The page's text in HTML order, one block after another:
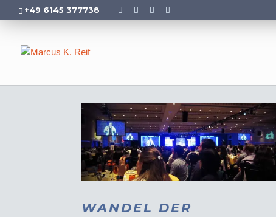
+49 6145 377738
WANDEL DER